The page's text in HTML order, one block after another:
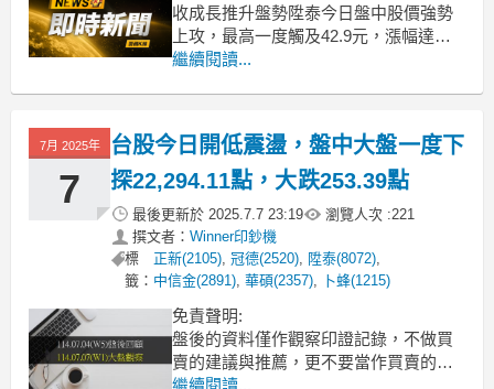
收成長推升盤勢陞泰今日盤中股價強勢
上攻，最高一度觸及42.9元，漲幅達
7.92%。主因在於近期月營收連續六個月
勵短線買盤湧現。市場資金迴流電子通
路族群，安全監控系統題材再度獲得青
睞
繼續閱讀...
7月 2025年
7
台股今日開低震盪，盤中大盤一度下
探22,294.11點，大跌253.39點
最後更新於 2025.7.7 23:19 瀏覽人次 :221
撰文者： Winner印鈔機
標
籤：
正新(2105),冠德(2520), 陞泰(8072),
中信金(2891),華碩(2357), 卜蜂(1215)
免責聲明:
盤後的資料僅作觀察印證記錄，不做買
賣的建議與推薦，更不要當作買賣的依
據，本文章內容不需負任何法律責任。
繼續閱讀...